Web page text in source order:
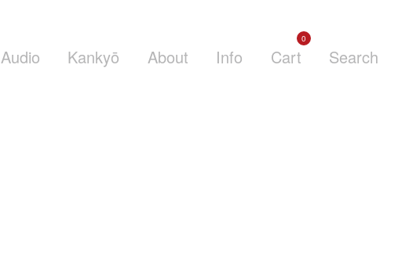
Audio Kankyō About Info Cart
0
Search